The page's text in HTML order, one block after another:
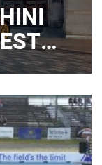
UNIS